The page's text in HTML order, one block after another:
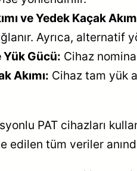
ve Yedek Kaçak
Ayrıca, alternatif
Yük Gücü: Cihaz
Akımı: Cihaz tam yük
PAT cihazları
edilen tüm veriler